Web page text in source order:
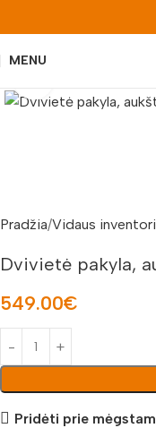
MENU
Pradžia Vidaus
Dvivietė pakyla,
549.00€
Pridėti prie